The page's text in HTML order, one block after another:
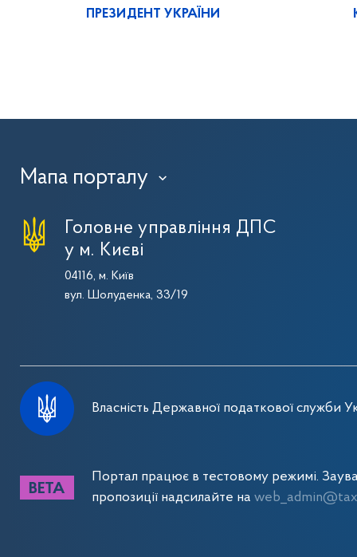
ПРЕЗИДЕНТ УКРАЇНИ
Мапа порталу ›
Головне управління ДПС
у м. Києві
04116, м. Київ
вул. Шолуденка, 33/19
Власність Державної податкової служби
Портал працює в тестовому режимі.
пропозиції надсилайте на